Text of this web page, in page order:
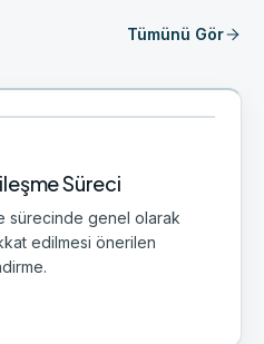
Tümünü Gör
Süreci
sürecinde genel olarak
edilmesi önerilen